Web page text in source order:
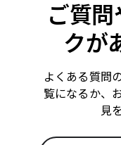
ご質
クが
よくある質問
覧になるか、
見